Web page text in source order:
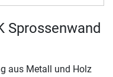
Sprossenwand
aus Metall und Holz